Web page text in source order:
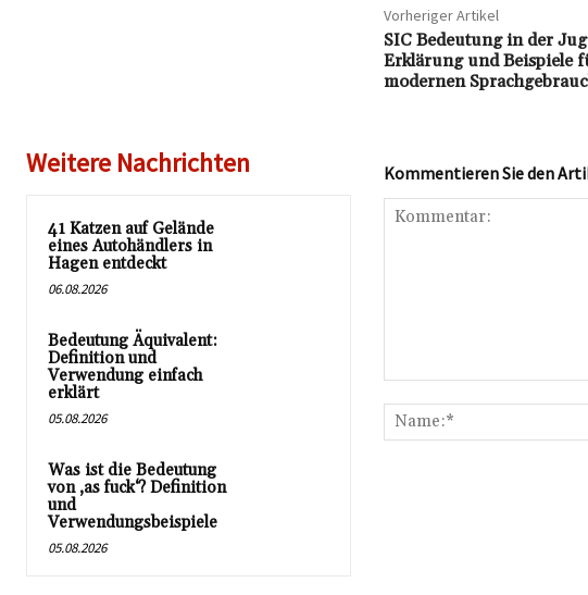
Vorheriger Artikel
SIC Bedeutung in der
Erklärung und Beispiele
modernen
Weitere Nachrichten
41 Katzen auf Gelände
eines Autohändlers in
Hagen entdeckt
06.08.2026
Bedeutung Äquivalent:
Definition und
Verwendung einfach
erklärt
05.08.2026
Was ist die Bedeutung
von ‚as fuck‘? Definition
und
Verwendungsbeispiele
05.08.2026
Kommentieren Sie den